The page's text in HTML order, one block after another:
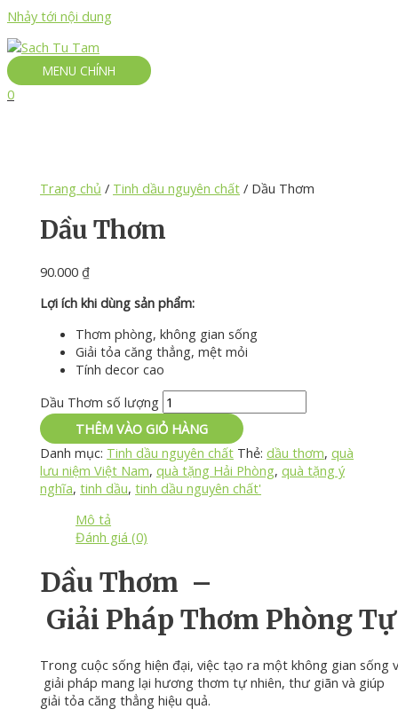
Nhảy tới nội dung
MENU CHÍNH
0
Trang chủ / Tinh dầu nguyên chất / Dầu Thơm
Dầu Thơm
90.000₫
Lợi ích khi dùng sản phẩm:
Thơm phòng, không gian sống
Giải tỏa căng thẳng, mệt mỏi
Tính decor cao
Dầu Thơm số lượng
THÊM VÀO GIỎ HÀNG
Danh mục: Tinh dầu nguyên chất Thẻ:dầu thơm,quà
lưu niệm Việt Nam,quà tặng Hải Phòng,quà tặng ý
nghĩa,tinh dầu,tinh dầu nguyên chất'
Mô tả
Đánh giá (0)
DầuThơm –
Giải PhápThơm Phòng
Trongcuộcsốnghiệnđại,việctạoramộtkhông giansống
giảiphápmanglạihươngthơmtựnhiên,thư giãnvà giúp
giải tỏa căng thẳng hiệuquả.